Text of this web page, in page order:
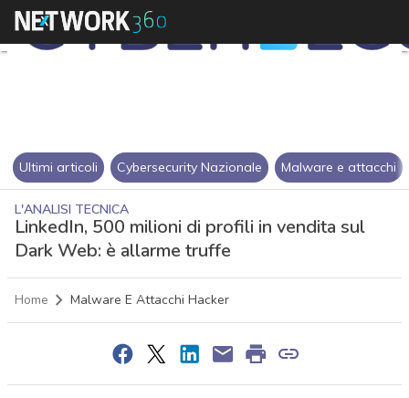
Ultimi articoli Cybersecurity Nazionale Malware e attacchi
L'ANALISI TECNICA
LinkedIn, 500 milioni di profili in vendita sul
Dark Web: è allarme truffe
Home Malware E Attacchi Hacker